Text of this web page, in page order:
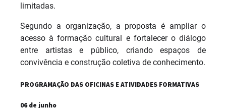
limitadas.
Segundo a organização, a proposta é ampliar o
acesso à formação cultural e fortalecer o diálogo
entre artistas e público, criando espaços de
convivência e construção coletiva de conhecimento.
PROGRAMAÇÃO DAS OFICINAS E ATIVIDADES FORMATIVAS
06 de junho